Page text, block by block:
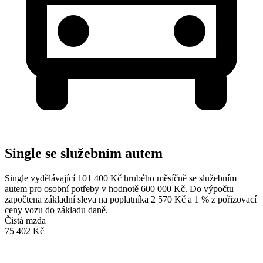
Single se služebním autem
Single vydělávající 101 400 Kč hrubého měsíčně se služebním
autem pro osobní potřeby v hodnotě 600 000 Kč. Do výpočtu
započtena základní sleva na poplatníka 2 570 Kč a 1 % z pořizovací
ceny vozu do základu daně.
Čistá mzda
75 402 Kč